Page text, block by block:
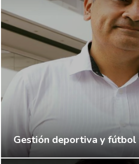
Gestión deportiva y fútbol